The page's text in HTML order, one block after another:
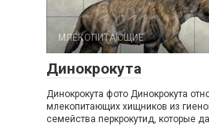
МЛЕКОПИТАЮЩИЕ
Динокрокута
Динокрокута фото Динокрокута
млекопитающих хищников из
семейства перкрокутид, которые